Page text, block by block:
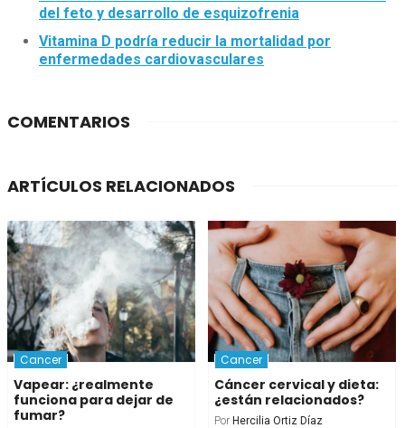
del feto y desarrollo de esquizofrenia
Vitamina D podría reducir la mortalidad por
enfermedades cardiovasculares
COMENTARIOS
ARTÍCULOS RELACIONADOS
Cancer
Vapear: ¿realmente
funciona para dejar de
fumar?
Cancer
Cáncer cervical y dieta:
¿están relacionados?
Por Hercilia Ortiz Díaz